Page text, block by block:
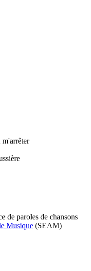
m'arrêter
de paroles de chansons
Musique (SEAM)